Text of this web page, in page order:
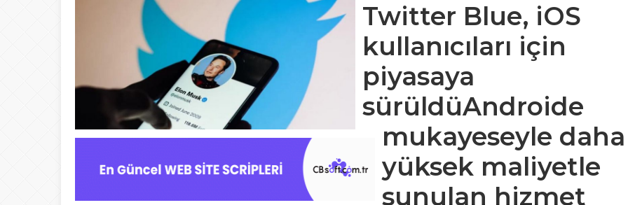
Twitter Blue, iOS
kullanıcıları için
piyasaya
sürüldüAndroide
mukayeseyle daha
yüksek maliyetle
sunulan hizmet